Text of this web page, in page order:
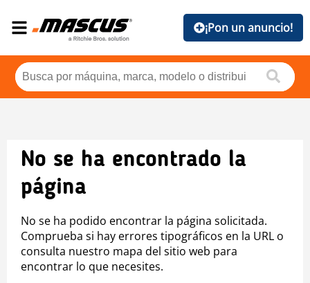
¡Pon un anuncio!
No se ha encontrado la
página
No se ha podido encontrar la página solicitada.
Comprueba si hay errores tipográficos en la URL o
consulta nuestro mapa del sitio web para
encontrar lo que necesites.